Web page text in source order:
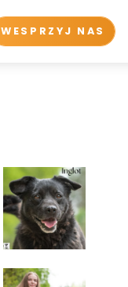
WESPRZYJ NAS